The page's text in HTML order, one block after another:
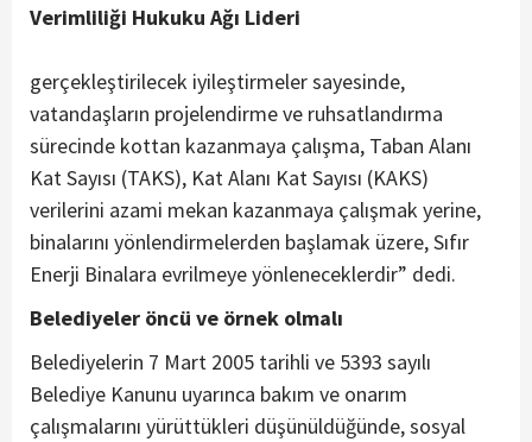
Verimliliği Hukuku Ağı Lideri
gerçekleştirilecek iyileştirmeler sayesinde,
vatandaşların projelendirme ve ruhsatlandırma
sürecinde kottan kazanmaya çalışma, Taban Alanı
Kat Sayısı (TAKS), Kat Alanı Kat Sayısı (KAKS)
verilerini azami mekan kazanmaya çalışmak yerine,
binalarını yönlendirmelerden başlamak üzere, Sıfır
Enerji Binalara evrilmeye yönleneceklerdir” dedi.
Belediyeler öncü ve örnek olmalı
Belediyelerin 7 Mart 2005 tarihli ve 5393 sayılı
Belediye Kanunu uyarınca bakım ve onarım
çalışmalarını yürüttükleri düşünüldüğünde, sosyal